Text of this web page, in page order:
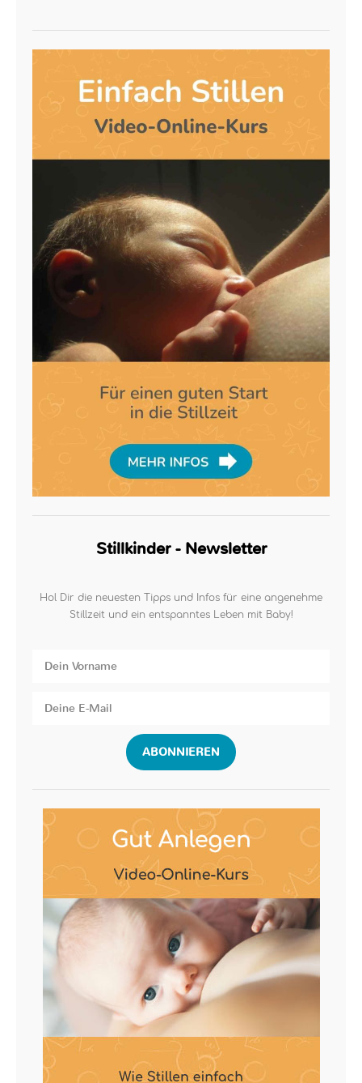
Stillkinder - Newsletter
Hol Dir die neuesten Tipps und Infos für eine angenehme
Stillzeit und ein entspanntes Leben mit Baby!
ABONNIEREN